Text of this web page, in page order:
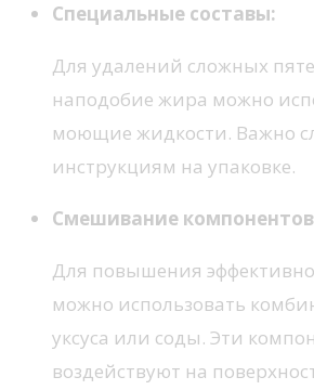
Специальные составы:
Для удалений сложных
наподобие жира можно
моющие жидкости. Важно
инструкциям на упаковке.
Смешивание
Для повышения
можно использовать
уксуса или соды. Эти
воздействуют на